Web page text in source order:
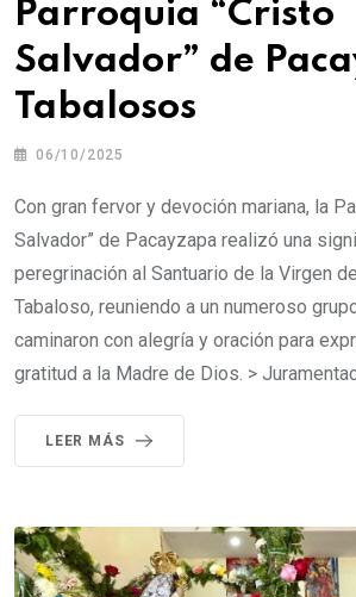
Parroquia “Cristo
Salvador” de
Tabalosos
06/10/2025
Con gran fervor y devoción mariana, la
Salvador” de Pacayzapa realizó una
peregrinación al Santuario de la Virgen
Tabaloso, reuniendo a un numeroso
caminaron con alegría y oración para
gratitud a la Madre de Dios. >
LEER MÁS